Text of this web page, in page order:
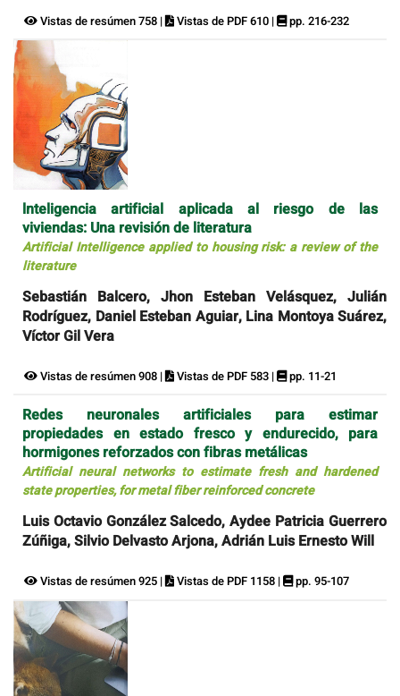
Vistas de resúmen 758 | Vistas de PDF 610 | pp. 216-232
lnteligencia artificial aplicada al riesgo de las
viviendas: Una revisión de literatura
Artificial Intelligence applied to housing risk: a review of the
literature
Sebastián Balcero, Jhon Esteban Velásquez, Julián
Rodríguez, Daniel Esteban Aguiar, Lina Montoya Suárez,
Víctor Gil Vera
Vistas de resúmen 908 | Vistas de PDF 583 | pp. 11-21
Redes neuronales artificiales para estimar
propiedades en estado fresco y endurecido, para
hormigones reforzados con fibras metálicas
Artificial neural networks to estimate fresh and hardened
state properties, for metal fiber reinforced concrete
Luis Octavio González Salcedo, Aydee Patricia Guerrero
Zúñiga, Silvio Delvasto Arjona, Adrián Luis Ernesto Will
Vistas de resúmen 925 | Vistas de PDF 1158 | pp. 95-107